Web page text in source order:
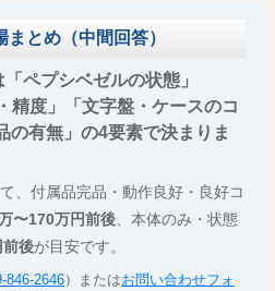
とめ（中間回答）
ペプシベゼルの状態」
精度」「文字盤・ケースのコ
の有無」の4要素で決まりま
、付属品完品・動作良好・良好コ
〜170万円前後 、本体のみ・状態
前後が目安です。
846-2646）またはお問い合わせフォ